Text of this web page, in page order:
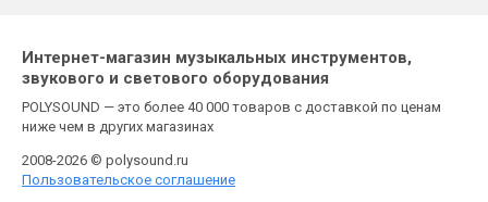
Интернет-магазин музыкальных инструментов,
звукового и светового оборудования
POLYSOUND — это более 40 000 товаров с доставкой по ценам
ниже чем в других магазинах
2008-2026 © polysound.ru
Пользовательское соглашение